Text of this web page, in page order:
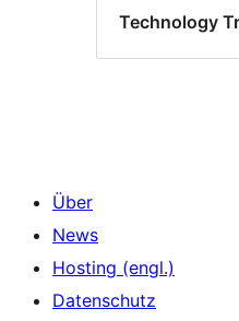
Technology
Über
News
Hosting (engl.)
Datenschutz